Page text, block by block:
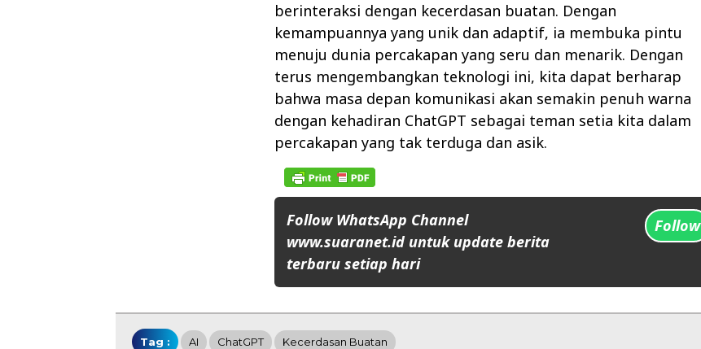
berinteraksi dengan kecerdasan buatan. Dengan
kemampuannya yang unik dan adaptif, ia membuka pintu
menuju dunia percakapan yang seru dan menarik. Dengan
terus mengembangkan teknologi ini, kita dapat berharap
bahwa masa depan komunikasi akan semakin penuh warna
dengan kehadiran ChatGPT sebagai teman setia kita dalam
percakapan yang tak terduga dan asik.
Follow WhatsApp Channel
www.suaranet.id untuk update berita
terbaru setiap hari
Follow
Tag : AI ChatGPT Kecerdasan Buatan